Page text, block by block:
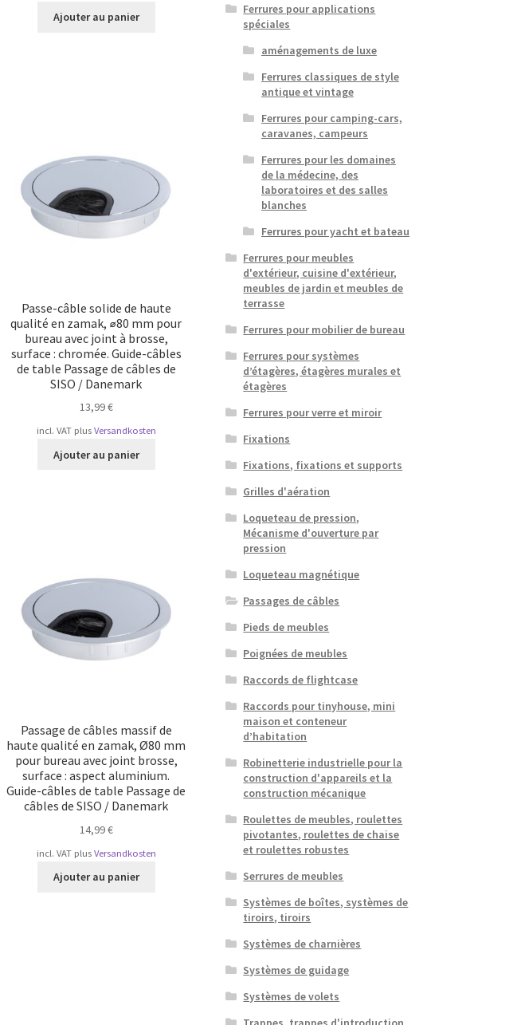
Ajouter au panier
Passe-câble solide de haute
qualité en zamak, ⌀80 mm pour
bureau avec joint à brosse,
surface : chromée. Guide-câbles
de table Passage de câbles de
SISO / Danemark
13,99€
incl. VAT plus Versandkosten
Ajouter au panier
Passage de câbles massif de
haute qualité en zamak, Ø80 mm
pour bureau avec joint brosse,
surface : aspect aluminium.
Guide-câbles de table Passage de
câbles de SISO / Danemark
14,99€
incl. VAT plus Versandkosten
Ajouter au panier
Ferrures pour applications
spéciales
aménagements de luxe
Ferrures classiques de style
antique et vintage
Ferrures pour camping-cars,
caravanes, campeurs
Ferrures pour les domaines
de la médecine, des
laboratoires et des salles
blanches
Ferrures pour yacht et bateau
Ferrures pour meubles
d'extérieur, cuisine d'extérieur,
meubles de jardin et meubles de
terrasse
Ferrures pour mobilier de bureau
Ferrures pour systèmes
d’étagères, étagères murales et
étagères
Ferrures pour verre et miroir
Fixations
Fixations, fixations et supports
Grilles d'aération
Loqueteau de pression,
Mécanisme d'ouverture par
pression
Loqueteau magnétique
Passages de câbles
Pieds de meubles
Poignées de meubles
Raccords de flightcase
Raccords pour tinyhouse, mini
maison et conteneur
d’habitation
Robinetterie industrielle pour la
construction d'appareils et la
construction mécanique
Roulettes de meubles, roulettes
pivotantes, roulettes de chaise
et roulettes robustes
Serrures de meubles
Systèmes de boîtes, systèmes de
tiroirs, tiroirs
Systèmes de charnières
Systèmes de guidage
Systèmes de volets